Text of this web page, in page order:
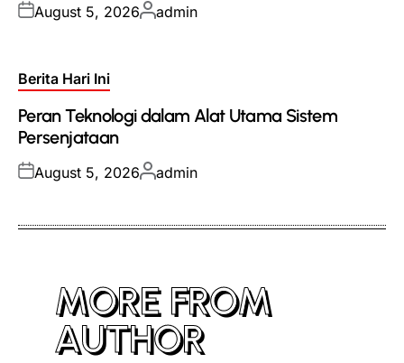
Posted
August 5, 2026Posted
admin
Posted
Berita Hari Ini
Peran Teknologi dalam Alat Utama Sistem
Persenjataan
Posted
August 5, 2026Posted
admin
MORE FROM
AUTHOR